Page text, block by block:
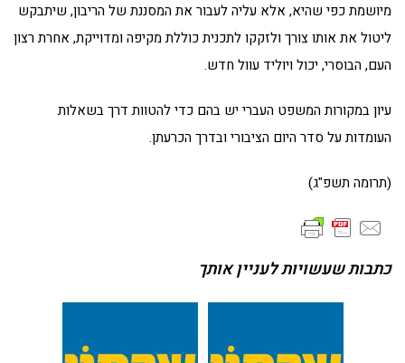
מיושמת כפי שהיא, אלא עליה לעבור את המסננת של הריבון, שיתבקש
ליטול את אותו צורך ולזקקו לתכנית כוללת מקיפה ומדוייקת, אחרת רצון
העם, הבוסרי, יכול ויוליד עוול חדש.
עיון במקורות המשפט העברי יש בהם כדי להטוות דרך בשאלות
העומדות על סדר היום הציבורי ובדרך הכרעתן.
(תרומה תשפ"ג)
כתבות שעשויות לעניין אותך